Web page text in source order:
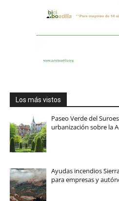
Los más vistos
Paseo Verde del
urbanización sobre la
Ayudas incendios
para empresas y